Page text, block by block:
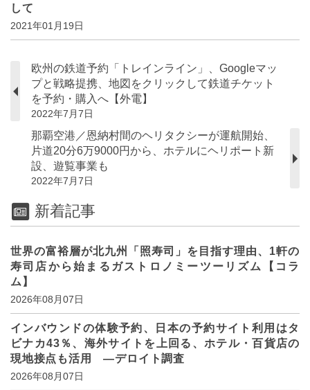
して
2021年01月19日
欧州の鉄道予約「トレインライン」、Googleマッ
プと戦略提携、地図をクリックして鉄道チケット
を予約・購入へ【外電】
2022年7月7日
那覇空港／恩納村間のヘリタクシーが運航開始、
片道20分6万9000円から、ホテルにヘリポート新
設、遊覧事業も
2022年7月7日
新着記事
世界の富裕層が北九州「照寿司」を目指す理由、1軒の
寿司店から始まるガストロノミーツーリズム【コラ
ム】
2026年08月07日
インバウンドの体験予約、日本の予約サイト利用はタ
ビナカ43％、海外サイトを上回る、ホテル・百貨店の
現地接点も活用 ―デロイト調査
2026年08月07日